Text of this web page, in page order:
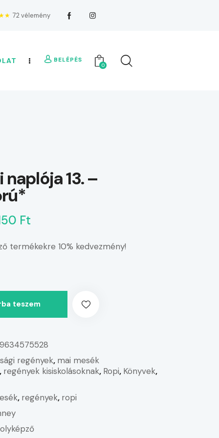
72 vélemény
BELÉPÉS
0
13. –
Ft
termékekre 10% kedvezmény!
teszem
regények, mai mesék
, regények kisiskolásoknak, Ropi, Könyvek,
, regények, ropi